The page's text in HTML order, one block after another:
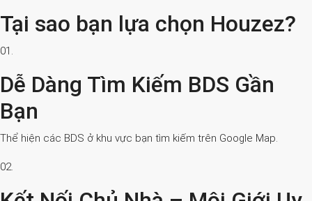
Tại sao bạn lựa chọn Houzez?
01.
Dễ Dàng Tìm Kiếm BDS Gần
Bạn
Thể hiện các BDS ở khu vực bạn tìm kiếm trên Google Map.
02.